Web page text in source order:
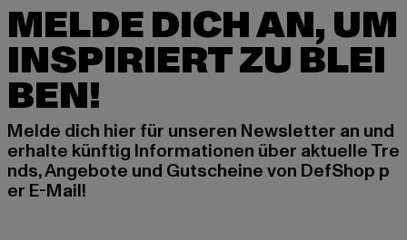
MELDE DICH AN, UM
INSPIRIERT ZU BLEI
BEN!
Melde dich hier für unseren Newsletter an und
erhalte künftig Informationen über aktuelle Tre
nds, Angebote und Gutscheine von DefShop p
er E-Mail!